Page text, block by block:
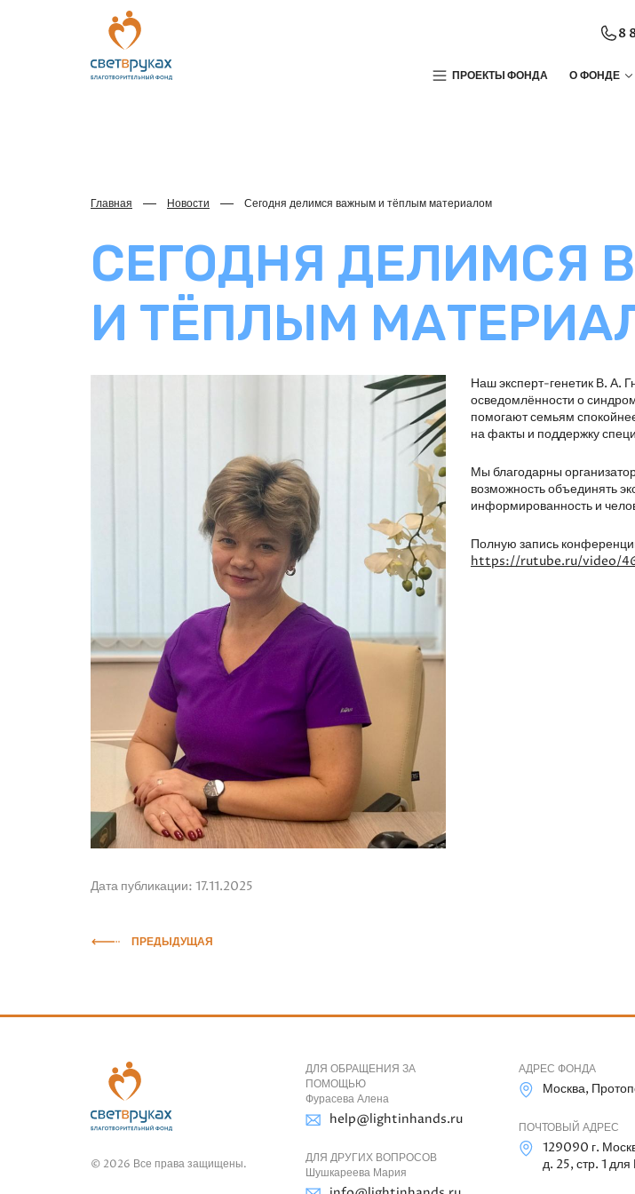
8
ПРОЕКТЫ ФОНДА О ФОНДЕ
Главная Новости Сегодня делимся важным и тёплым материалом
СЕГОДНЯ ДЕЛИМСЯ
И ТЁПЛЫМ
Дата публикации: 17.11.2025
Наш эксперт-генетик В. А.
осведомлённости о
помогают семьям
на факты и поддержку
Мы благодарны
возможность объединять
информированность и
Полную запись
https://rutube.ru/video/
ПРЕДЫДУЩАЯ
© 2026 Все права защищены.
ДЛЯ ОБРАЩЕНИЯ ЗА
ПОМОЩЬЮ
Фурасева Алена
help@lightinhands.ru
ДЛЯ ДРУГИХ ВОПРОСОВ
Шушкареева Мария
АДРЕС ФОНДА
Москва,
ПОЧТОВЫЙ АДРЕС
129090 г.
д. 25, стр. 1